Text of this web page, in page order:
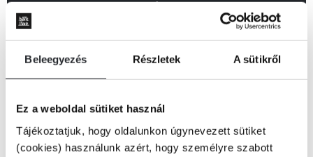
Beleegyezés Részletek A sütikről
Ez a weboldal sütiket használ
Tájékoztatjuk, hogy oldalunkon úgynevezett sütiket
(cookies) használunk azért, hogy személyre szabott
Eastside Inn, 89-es szoba.
Egy felismerhetetlenségig eltorzult fiatal nő lebeg a savfürdőben.